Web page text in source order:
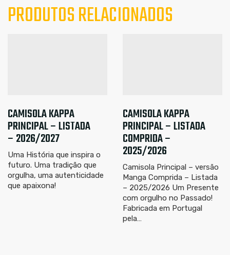
PRODUTOS RELACIONADOS
CAMISOLA KAPPA
PRINCIPAL – LISTADA
– 2026/2027
65.00
Uma História que inspira o
futuro. Uma tradição que
orgulha, uma autenticidade
que apaixona!
CAMISOLA KAPPA
PRINCIPAL – LISTADA
COMPRIDA –
2025/2026
Camisola Principal – versão
Manga Comprida – Listada
– 2025/2026 Um Presente
com orgulho no Passado!
Fabricada em Portugal
pela…